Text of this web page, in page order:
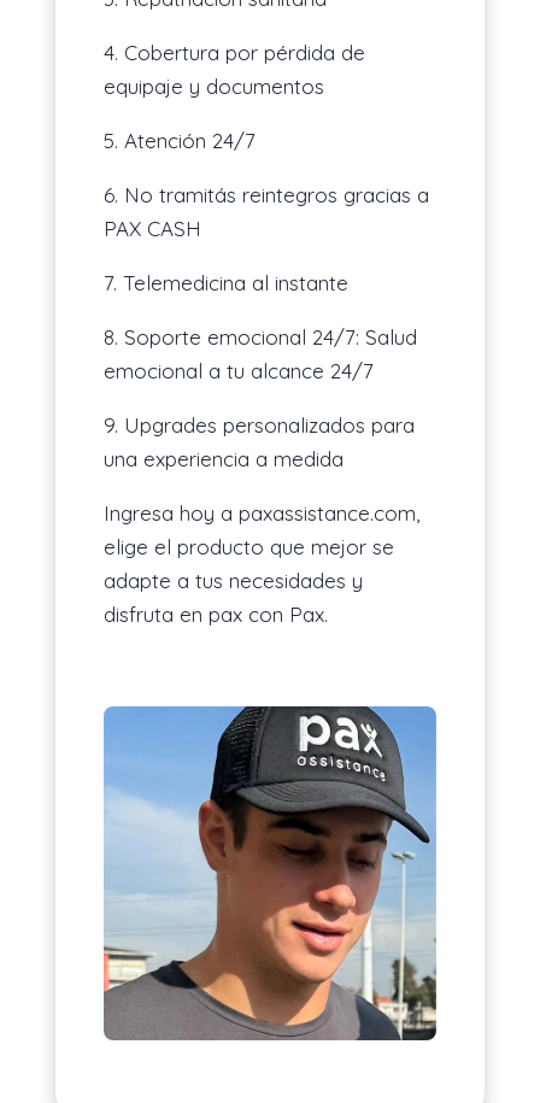
4. Cobertura por pérdida de
equipaje y documentos
5. Atención 24/7
6. No tramitás reintegros gracias a
PAX CASH
7. Telemedicina al instante
8. Soporte emocional 24/7: Salud
emocional a tu alcance 24/7
9. Upgrades personalizados para
una experiencia a medida
Ingresa hoy a paxassistance.com,
elige el producto que mejor se
adapte a tus necesidades y
disfruta en pax con Pax.